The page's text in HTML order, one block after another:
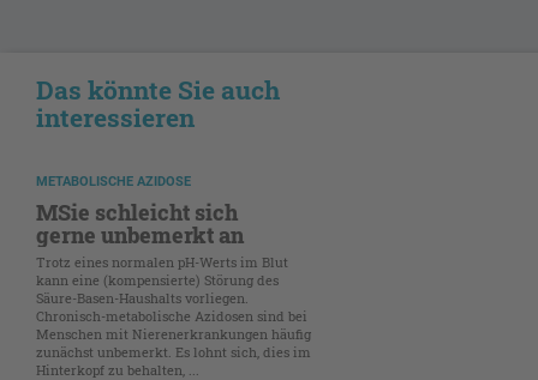
Das könnte Sie auch
interessieren
METABOLISCHE AZIDOSE
MSie schleicht sich
gerne unbemerkt an
Trotz eines normalen pH-Werts im Blut
kann eine (kompensierte) Störung des
Säure-Basen-Haushalts vorliegen.
Chronisch-metabolische Azidosen sind bei
Menschen mit Nierenerkrankungen häufig
zunächst unbemerkt. Es lohnt sich, dies im
Hinterkopf zu behalten, ...